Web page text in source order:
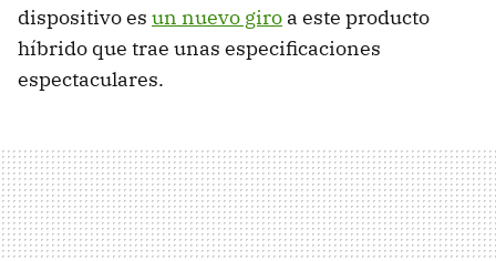
dispositivo es un nuevo giro a este producto
híbrido que trae unas especificaciones
espectaculares.